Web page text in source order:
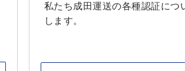
私たち成田運送の各種認証につ
します。